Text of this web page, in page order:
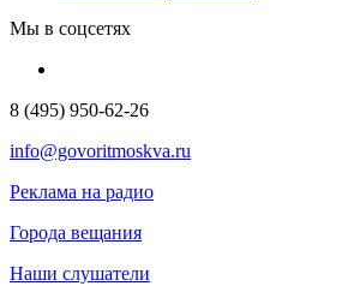
Мы в соцсетях
8 (495) 950-62-26
info@govoritmoskva.ru
Реклама на радио
Города вещания
Наши слушатели